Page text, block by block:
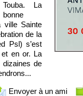
Touba. La
bonne
ville Sainte
de la
Psl) s’est
en or. La
de
Envoyer à un ami